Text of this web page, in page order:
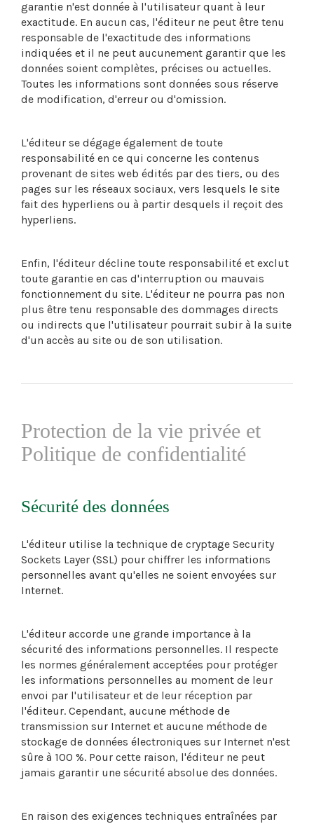
garantie n'est donnée à l'utilisateur quant à leur
exactitude. En aucun cas, l'éditeur ne peut être tenu
responsable de l'exactitude des informations
indiquées et il ne peut aucunement garantir que les
données soient complètes, précises ou actuelles.
Toutes les informations sont données sous réserve
de modification, d'erreur ou d'omission.
L'éditeur se dégage également de toute
responsabilité en ce qui concerne les contenus
provenant de sites web édités par des tiers, ou des
pages sur les réseaux sociaux, vers lesquels le site
fait des hyperliens ou à partir desquels il reçoit des
hyperliens.
Enfin, l'éditeur décline toute responsabilité et exclut
toute garantie en cas d'interruption ou mauvais
fonctionnement du site. L'éditeur ne pourra pas non
plus être tenu responsable des dommages directs
ou indirects que l'utilisateur pourrait subir à la suite
d'un accès au site ou de son utilisation.
Protection de la vie privée et
Politique de confidentialité
Sécurité des données
L'éditeur utilise la technique de cryptage Security
Sockets Layer (SSL) pour chiffrer les informations
personnelles avant qu'elles ne soient envoyées sur
Internet.
L'éditeur accorde une grande importance à la
sécurité des informations personnelles. Il respecte
les normes généralement acceptées pour protéger
les informations personnelles au moment de leur
envoi par l'utilisateur et de leur réception par
l'éditeur. Cependant, aucune méthode de
transmission sur Internet et aucune méthode de
stockage de données électroniques sur Internet n'est
sûre à 100 %. Pour cette raison, l'éditeur ne peut
jamais garantir une sécurité absolue des données.
En raison des exigences techniques entraînées par